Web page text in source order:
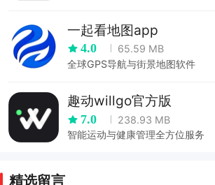
一起看地图app
4.0
65.59 MB
全球GPS导航与街景地图软件
趣动willgo官方版
7.0
238.93 MB
智能运动与健康管理全方位服务
精选留言